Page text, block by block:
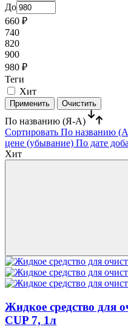
До
660 ₽
740
820
900
980 ₽
Теги
Хит
По названию (Я-А)
Сортировать По названию
цене (убывание) По дате
Хит
Жидкое средство для
CUP 7, 1л